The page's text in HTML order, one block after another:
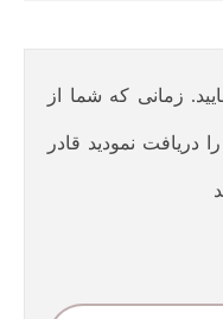
زمانی که شما از
دریافت نمودید قادر